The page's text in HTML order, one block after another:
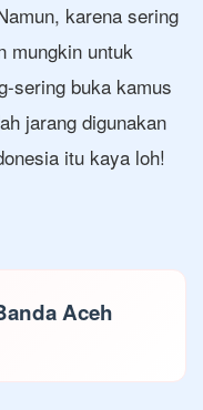
karena sering
mungkin untuk
sering buka kamus
jarang digunakan
itu kaya loh!
Aceh